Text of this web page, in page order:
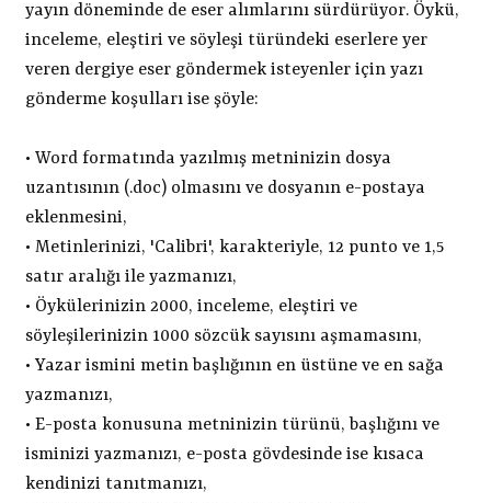
yayın döneminde de eser alımlarını sürdürüyor. Öykü,
inceleme, eleştiri ve söyleşi türündeki eserlere yer
veren dergiye eser göndermek isteyenler için yazı
gönderme koşulları ise şöyle:
• Word formatında yazılmış metninizin dosya
uzantısının (.doc) olmasını ve dosyanın e-postaya
eklenmesini,
• Metinlerinizi, 'Calibri', karakteriyle, 12 punto ve 1,5
satır aralığı ile yazmanızı,
• Öykülerinizin 2000, inceleme, eleştiri ve
söyleşilerinizin 1000 sözcük sayısını aşmamasını,
• Yazar ismini metin başlığının en üstüne ve en sağa
yazmanızı,
• E-posta konusuna metninizin türünü, başlığını ve
isminizi yazmanızı, e-posta gövdesinde ise kısaca
kendinizi tanıtmanızı,